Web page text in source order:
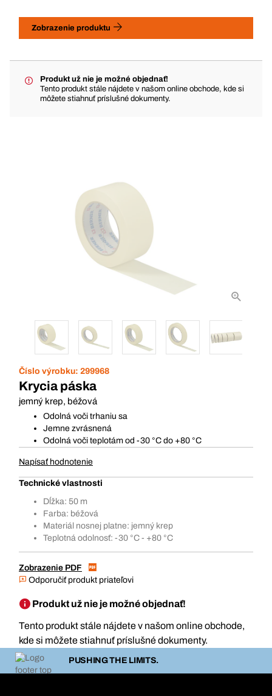
Zobrazenie produktu
Produkt už nie je možné objednať!
Tento produkt stále nájdete v našom online obchode, kde si
môžete stiahnuť príslušné dokumenty.
Číslo výrobku: 299968
Krycia páska
jemný krep, béžová
Odolná voči trhaniu sa
Jemne zvrásnená
Odolná voči teplotám od -30 °C do +80 °C
Napísať hodnotenie
Technické vlastnosti
Dĺžka: 50 m
Farba: béžová
Materiál nosnej platne: jemný krep
Teplotná odolnosť: -30 °C - +80 °C
Zobrazenie PDF
Odporučiť produkt priateľovi
Produkt už nie je možné objednať!
Tento produkt stále nájdete v našom online obchode,
kde si môžete stiahnuť príslušné dokumenty.
PUSHING THE LIMITS.